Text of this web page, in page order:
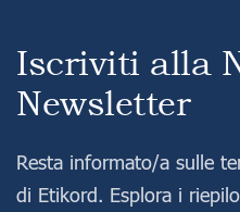
Iscriviti alla
Newsletter
Resta informato/a sulle
di Etikord. Esplora i